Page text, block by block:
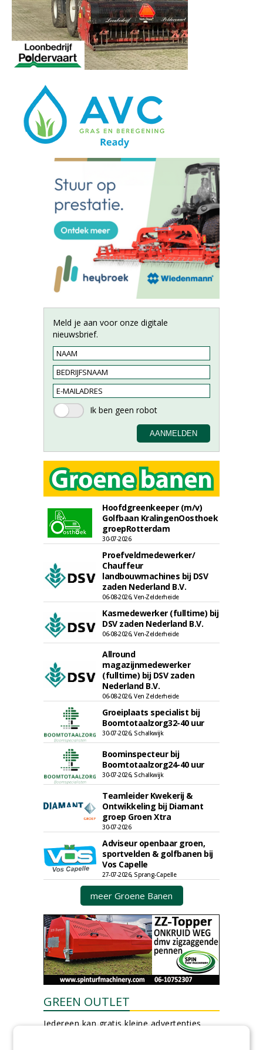
Meld je aan voor onze digitale
nieuwsbrief.
Hoofdgreenkeeper (m/v)
Golfbaan KralingenOosthoek
groepRotterdam
30-07-2026
Proefveldmedewerker/
Chauffeur
landbouwmachines bij DSV
zaden Nederland B.V.
06-08-2026, Ven-Zelderheide
Kasmedewerker (fulltime) bij
DSV zaden Nederland B.V.
06-08-2026, Ven-Zelderheide
Allround
magazijnmedewerker
(fulltime) bij DSV zaden
Nederland B.V.
06-08-2026, Ven Zelderheide
Groeiplaats specialist bij
Boomtotaalzorg32-40 uur
30-07-2026, Schalkwijk
Boominspecteur bij
Boomtotaalzorg24-40 uur
30-07-2026, Schalkwijk
Teamleider Kwekerij &
Ontwikkeling bij Diamant
groep Groen Xtra
30-07-2026
Adviseur openbaar groen,
sportvelden & golfbanen bij
Vos Capelle
27-07-2026, Sprang-Capelle
meer Groene Banen
GREEN OUTLET
Iedereen kan gratis kleine advertenties